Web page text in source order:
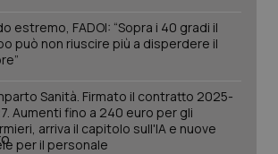
estremo, FADOI: “Sopra i 40 gradi il
può non riuscire più a disperdere il
Sanità. Firmato il contratto 2025-
Aumenti fino a 240 euro per gli
arriva il capitolo sull'IA e nuove
per il personale
PHP.net
www.quotidianosanita.it